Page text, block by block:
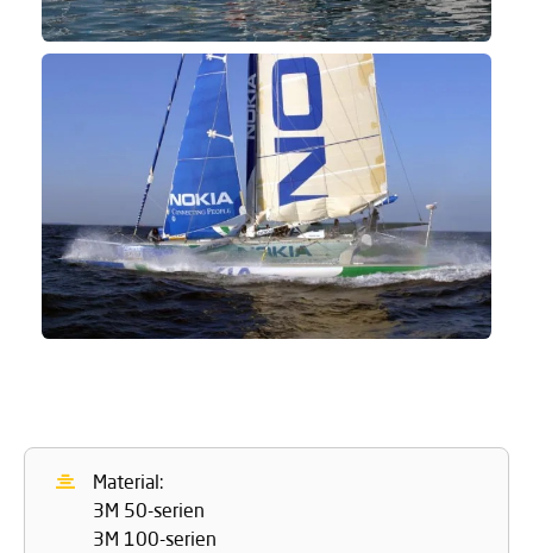
Material:
3M 50-serien
3M 100-serien